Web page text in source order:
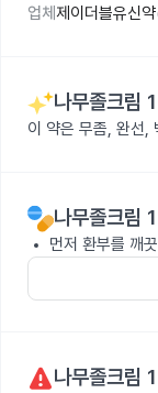
업체 제이더블유신
나무졸크림
이 약은 무좀, 완선,
나무졸크림
먼저 환부를 깨
나무졸크림